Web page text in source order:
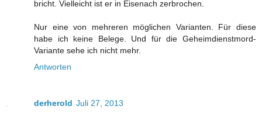
bricht. Vielleicht ist er in Eisenach zerbrochen.
Nur eine von mehreren möglichen Varianten. Für diese
habe ich keine Belege. Und für die Geheimdienstmord-
Variante sehe ich nicht mehr.
Antworten
derherold Juli 27, 2013